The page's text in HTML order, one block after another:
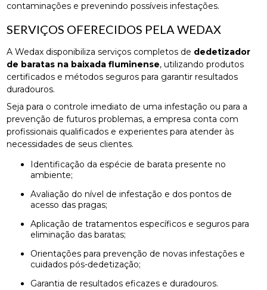
contaminações e prevenindo possíveis infestações.
SERVIÇOS OFERECIDOS PELA WEDAX
A Wedax disponibiliza serviços completos de dedetizador
de baratas na baixada fluminense, utilizando produtos
certificados e métodos seguros para garantir resultados
duradouros.
Seja para o controle imediato de uma infestação ou para a
prevenção de futuros problemas, a empresa conta com
profissionais qualificados e experientes para atender às
necessidades de seus clientes.
Identificação da espécie de barata presente no
ambiente;
Avaliação do nível de infestação e dos pontos de
acesso das pragas;
Aplicação de tratamentos específicos e seguros para
eliminação das baratas;
Orientações para prevenção de novas infestações e
cuidados pós-dedetização;
Garantia de resultados eficazes e duradouros.